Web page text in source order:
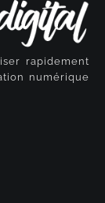
rapidement
numérique